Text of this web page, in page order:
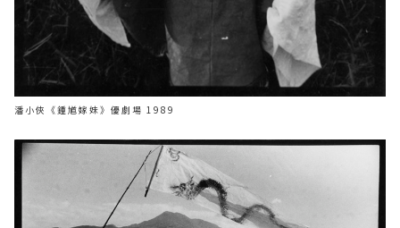
潘小俠《鍾馗嫁妹》優劇場 1989